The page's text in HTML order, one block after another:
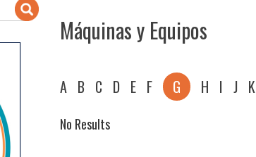
Máquinas y Equipos
A B C D E F G H I J K
No Results